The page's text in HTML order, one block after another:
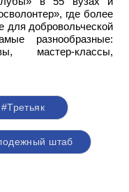
где более
для добровольческой
разнообразные:
мастер-классы,
#Третьяк
штаб